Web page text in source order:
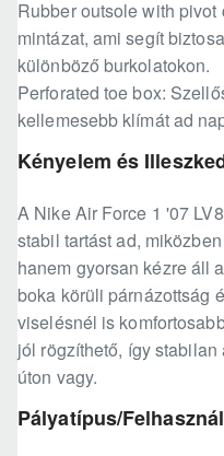
Rubber outsole with
mintázat, ami segít
különböző burkolatokon.
Perforated toe box:
kellemesebb klímát ad
Kényelem és
A Nike Air Force 1 '07
stabil tartást ad,
hanem gyorsan kézre áll
boka körüli párnázottság
viselésnél is
jól rögzíthető, így
úton vagy.
Pályatípus/